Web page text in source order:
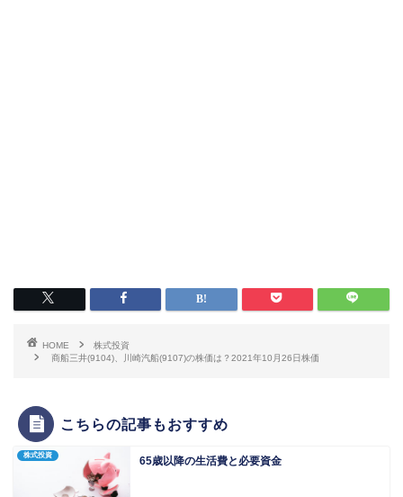
HOME
株式投資
商船三井(9104)、川崎汽船(9107)の株価は？2021年10月26日株価
こちらの記事もおすすめ
株式投資 65歳以降の生活費と必要資金